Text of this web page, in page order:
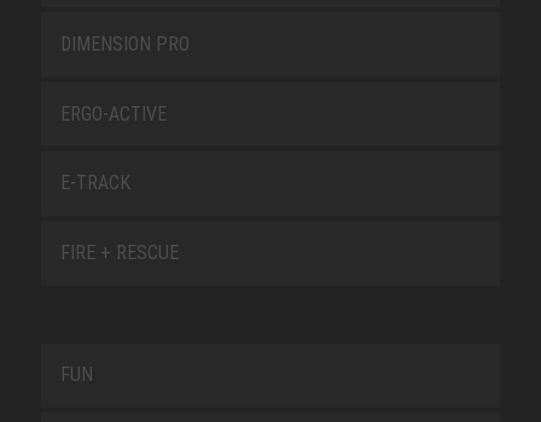
DIMENSION PRO
ERGO-ACTIVE
E-TRACK
FIRE + RESCUE
FUN